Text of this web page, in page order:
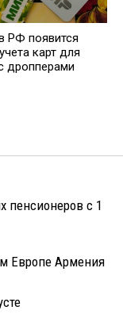
РФ появится
карт для
дропперами
пенсионеров с 1
Европе Армения